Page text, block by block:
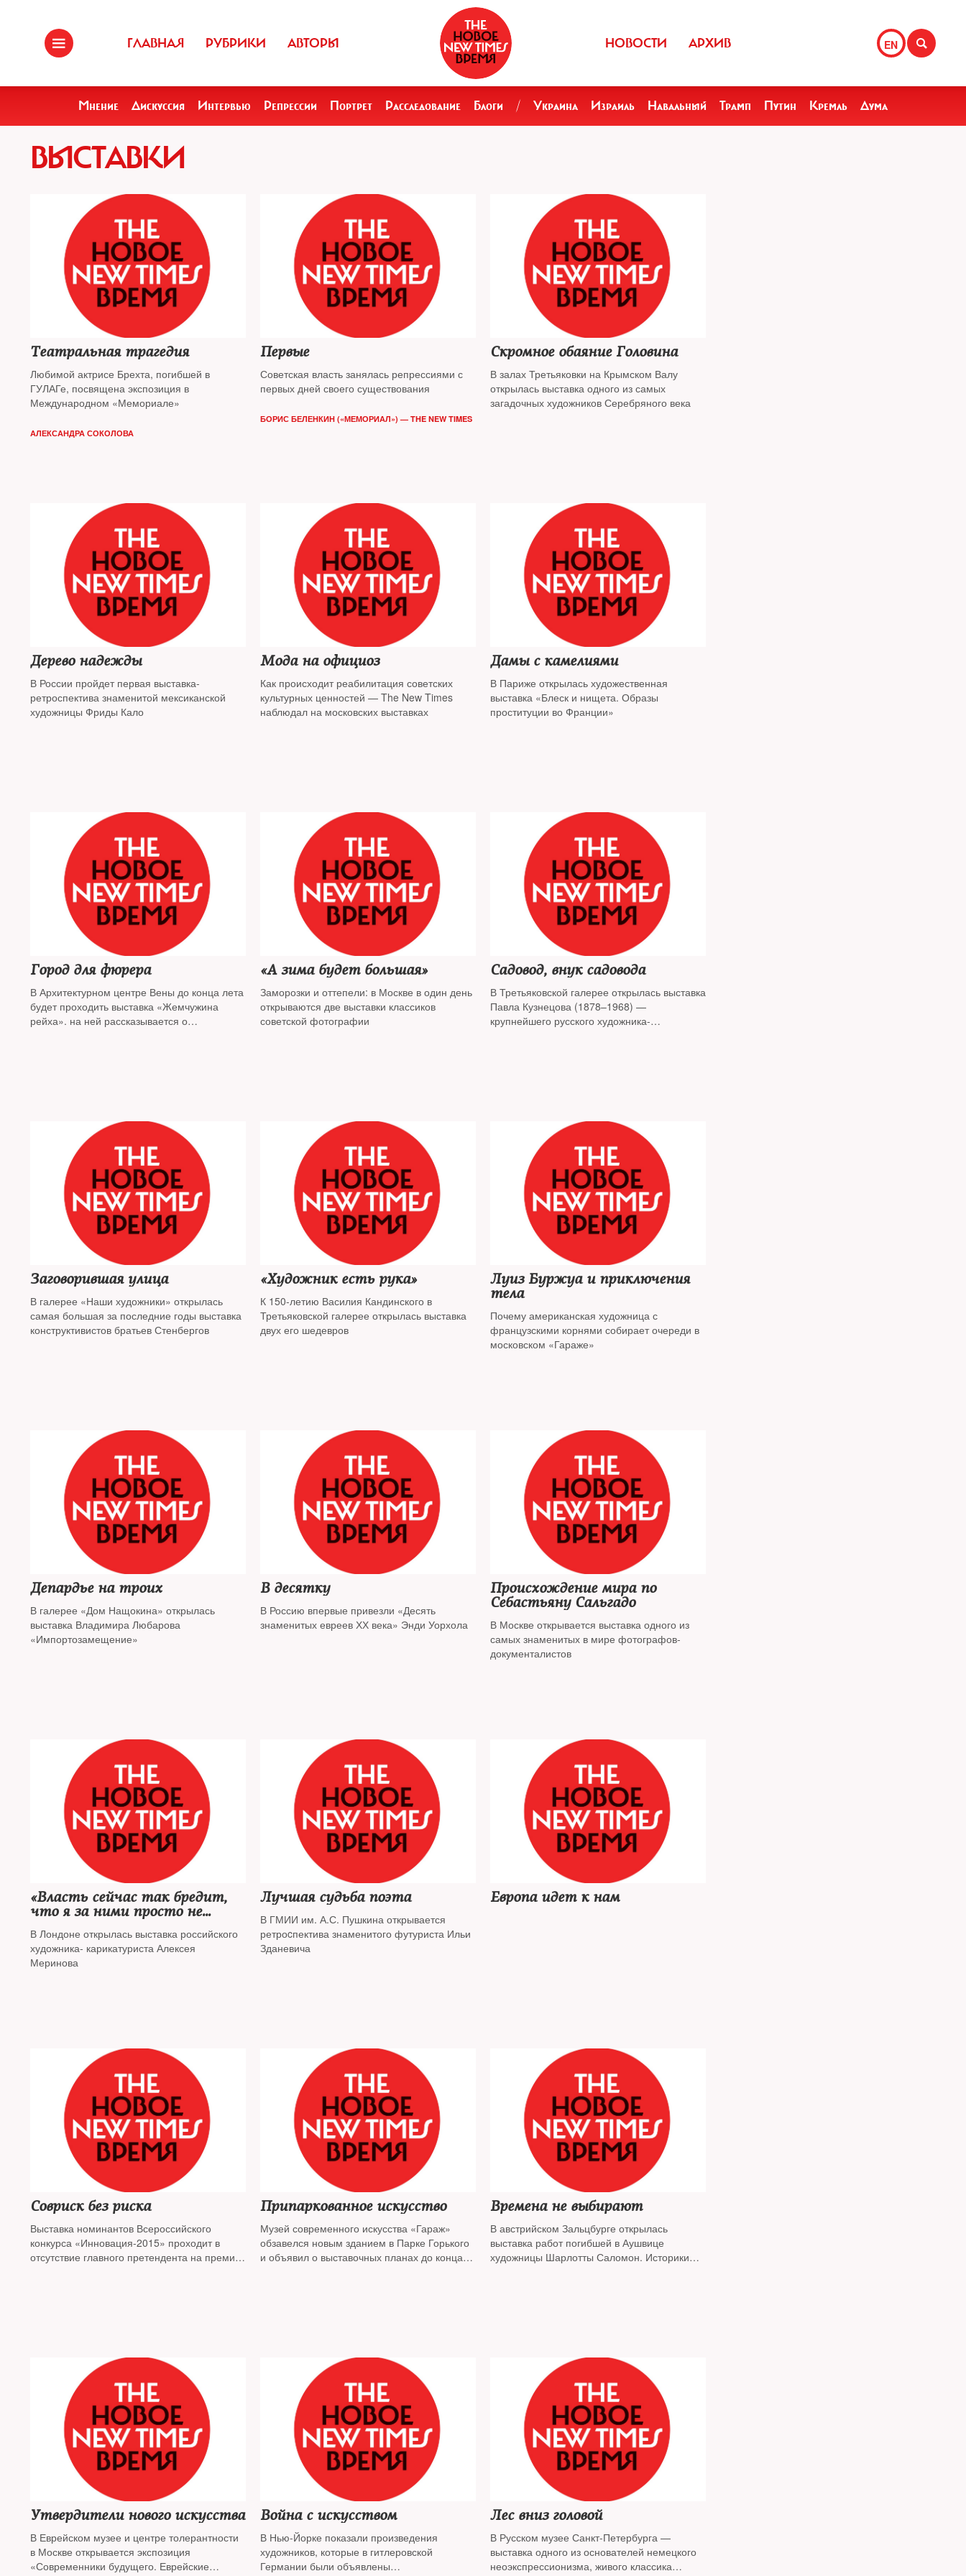
ГЛАВНАЯ РУБРИКИ АВТОРЫ EN
НОВОСТИ АРХИВ
Мнение Дискуссия Интервью Репрессии Портрет Расследование Блоги / Украина Израиль Навальный Трамп Путин Кремль Дума
ВЫСТАВКИ
Театральная трагедия
Любимой актрисе Брехта, погибшей в
ГУЛАГе, посвящена экспозиция в
Международном «Мемориале»
АЛЕКСАНДРА СОКОЛОВА
Первые
Советская власть занялась репрессиями с
первых дней своего существования
БОРИС БЕЛЕНКИН («МЕМОРИАЛ») — THE NEW TIMES
Скромное обаяние Головина
В залах Третьяковки на Крымском Валу
открылась выставка одного из самых
загадочных художников Серебряного века
Дерево надежды
В России пройдет первая выставка-
ретроспектива знаменитой мексиканской
художницы Фриды Кало
Мода на официоз
Как происходит реабилитация советских
культурных ценностей — The New Times
наблюдал на московских выставках
Дамы с камелиями
В Париже открылась художественная
выставка «Блеск и нищета. Образы
проституции во Франции»
Город для фюрера
В Архитектурном центре Вены до конца лета
будет проходить выставка «Жемчужина
рейха». на ней рассказывается о
«А зима будет большая»
Заморозки и оттепели: в Москве в один день
открываются две выставки классиков
советской фотографии
Садовод, внук садовода
В Третьяковской галерее открылась выставка
Павла Кузнецова (1878–1968) —
крупнейшего русского художника-
Заговорившая улица
В галерее «Наши художники» открылась
самая большая за последние годы выставка
конструктивистов братьев Стенбергов
«Художник есть рука»
К 150-летию Василия Кандинского в
Третьяковской галерее открылась выставка
двух его шедевров
Луиз Буржуа и приключения
тела
Почему американская художница с
французскими корнями собирает очереди в
московском «Гараже»
Депардье на троих
В галерее «Дом Нащокина» открылась
выставка Владимира Любарова
«Импортозамещение»
В десятку
В Россию впервые привезли «Десять
знаменитых евреев ХХ века» Энди Уорхола
Происхождение мира по
Себастьяну Сальгадо
В Москве открывается выставка одного из
самых знаменитых в мире фотографов-
документалистов
«Власть сейчас так бредит,
что я за ними просто не
успеваю»
В Лондоне открылась выставка российского
художника- карикатуриста Алексея
Меринова
Лучшая судьба поэта
В ГМИИ им. А.С. Пушкина открывается
ретроcпектива знаменитого футуриста Ильи
Зданевича
Европа идет к нам
Совриск без риска
Выставка номинантов Всероссийского
конкурса «Инновация-2015» проходит в
отсутствие главного претендента на премию
Припаркованное искусство
Музей современного искусства «Гараж»
обзавелся новым зданием в Парке Горького
и объявил о выставочных планах до конца
Времена не выбирают
В австрийском Зальцбурге открылась
выставка работ погибшей в Аушвице
художницы Шарлотты Саломон. Историки
Утвердители нового искусства
В Еврейском музее и центре толерантности
в Москве открывается экспозиция
«Современники будущего. Еврейские
Война с искусством
В Нью-Йорке показали произведения
художников, которые в гитлеровской
Германии были объявлены
Лес вниз головой
В Русском музее Санкт-Петербурга —
выставка одного из основателей немецкого
неоэкспрессионизма, живого классика